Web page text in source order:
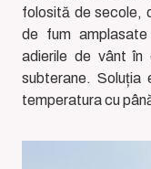
folosită de secole,
de fum
adierile de vânt în
subterane.
temperatura cu